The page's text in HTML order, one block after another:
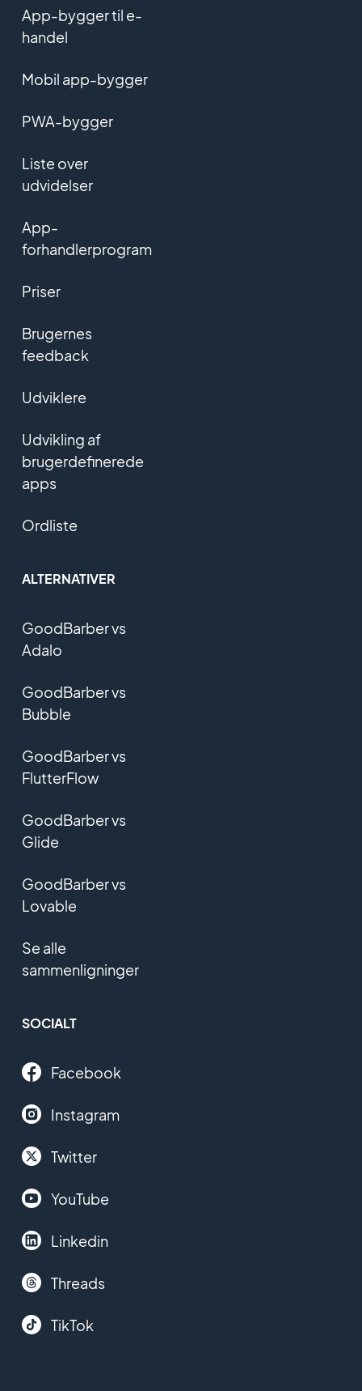
App-bygger til e-
handel
Mobil app-bygger
PWA-bygger
Liste over
udvidelser
App-
forhandlerprogram
Priser
Brugernes
feedback
Udviklere
Udvikling af
brugerdefinerede
apps
Ordliste
ALTERNATIVER
GoodBarber vs
Adalo
GoodBarber vs
Bubble
GoodBarber vs
FlutterFlow
GoodBarber vs
Glide
GoodBarber vs
Lovable
Se alle
sammenligninger
SOCIALT
Facebook
Instagram
Twitter
YouTube
Linkedin
Threads
TikTok